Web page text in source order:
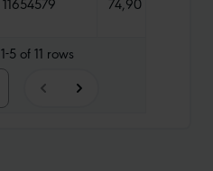
1-5of11 rows